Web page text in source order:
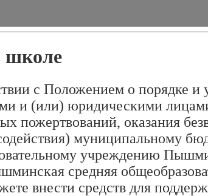
с Положением о порядке и
и (или) юридическими
пожертвований, оказания
муниципальному
учреждению
средняя
внести средств для